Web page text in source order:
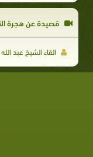
قصيدة عن هجرة
القاء الشيخ عبد